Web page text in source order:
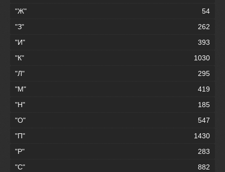
"Ж"
54
"З"
262
"И"
393
"К"
1030
"Л"
295
"М"
419
"Н"
185
"О"
547
"П"
1430
"Р"
283
"С"
882